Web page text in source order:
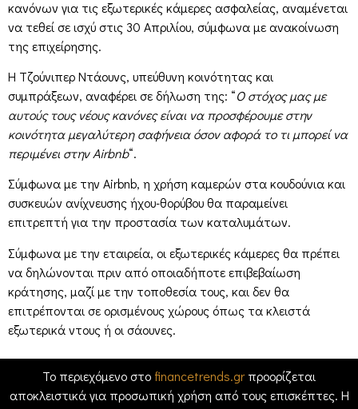
κανόνων για τις εξωτερικές κάμερες ασφαλείας, αναμένεται
να τεθεί σε ισχύ στις 30 Απριλίου, σύμφωνα με ανακοίνωση
της επιχείρησης.
Η Τζούνιπερ Ντάουνς, υπεύθυνη κοινότητας και
συμπράξεων, αναφέρει σε δήλωση της: “Ο στόχος μας με
αυτούς τους νέους κανόνες είναι να προσφέρουμε στην
κοινότητα μεγαλύτερη σαφήνεια όσον αφορά το τι μπορεί να
περιμένει στην Airbnb“.
Σύμφωνα με την Airbnb, η χρήση καμερών στα κουδούνια και
συσκευών ανίχνευσης ήχου-θορύβου θα παραμείνει
επιτρεπτή για την προστασία των καταλυμάτων.
Σύμφωνα με την εταιρεία, οι εξωτερικές κάμερες θα πρέπει
να δηλώνονται πριν από οποιαδήποτε επιβεβαίωση
κράτησης, μαζί με την τοποθεσία τους, και δεν θα
επιτρέπονται σε ορισμένους χώρους όπως τα κλειστά
εξωτερικά ντους ή οι σάουνες.
Το περιεχόμενο στο financetrends.grπροορίζεται
αποκλειστικά για προσωπική χρήση από τους επισκέπτες. Η